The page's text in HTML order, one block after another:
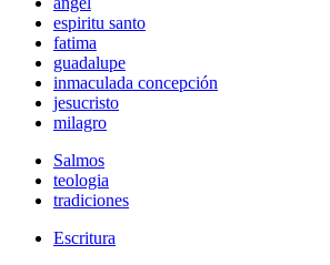
espiritu santo
fatima
guadalupe
inmaculada concepción
jesucristo
milagro
Salmos
teologia
tradiciones
Escritura